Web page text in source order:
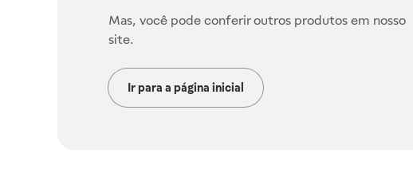
Mas, você pode conferir outros produtos em nosso
site.
Ir para a página inicial